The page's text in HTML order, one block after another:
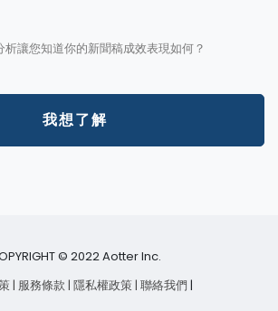
讓您知道你的新聞稿成效表現如何？
我想了解
© 2022 Aotter Inc.
| 服務條款| 隱私權政策| 聯絡我們 |